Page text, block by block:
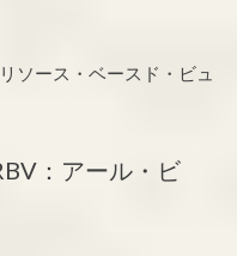
ソース・ベースド・ビュ
：アール・ビ